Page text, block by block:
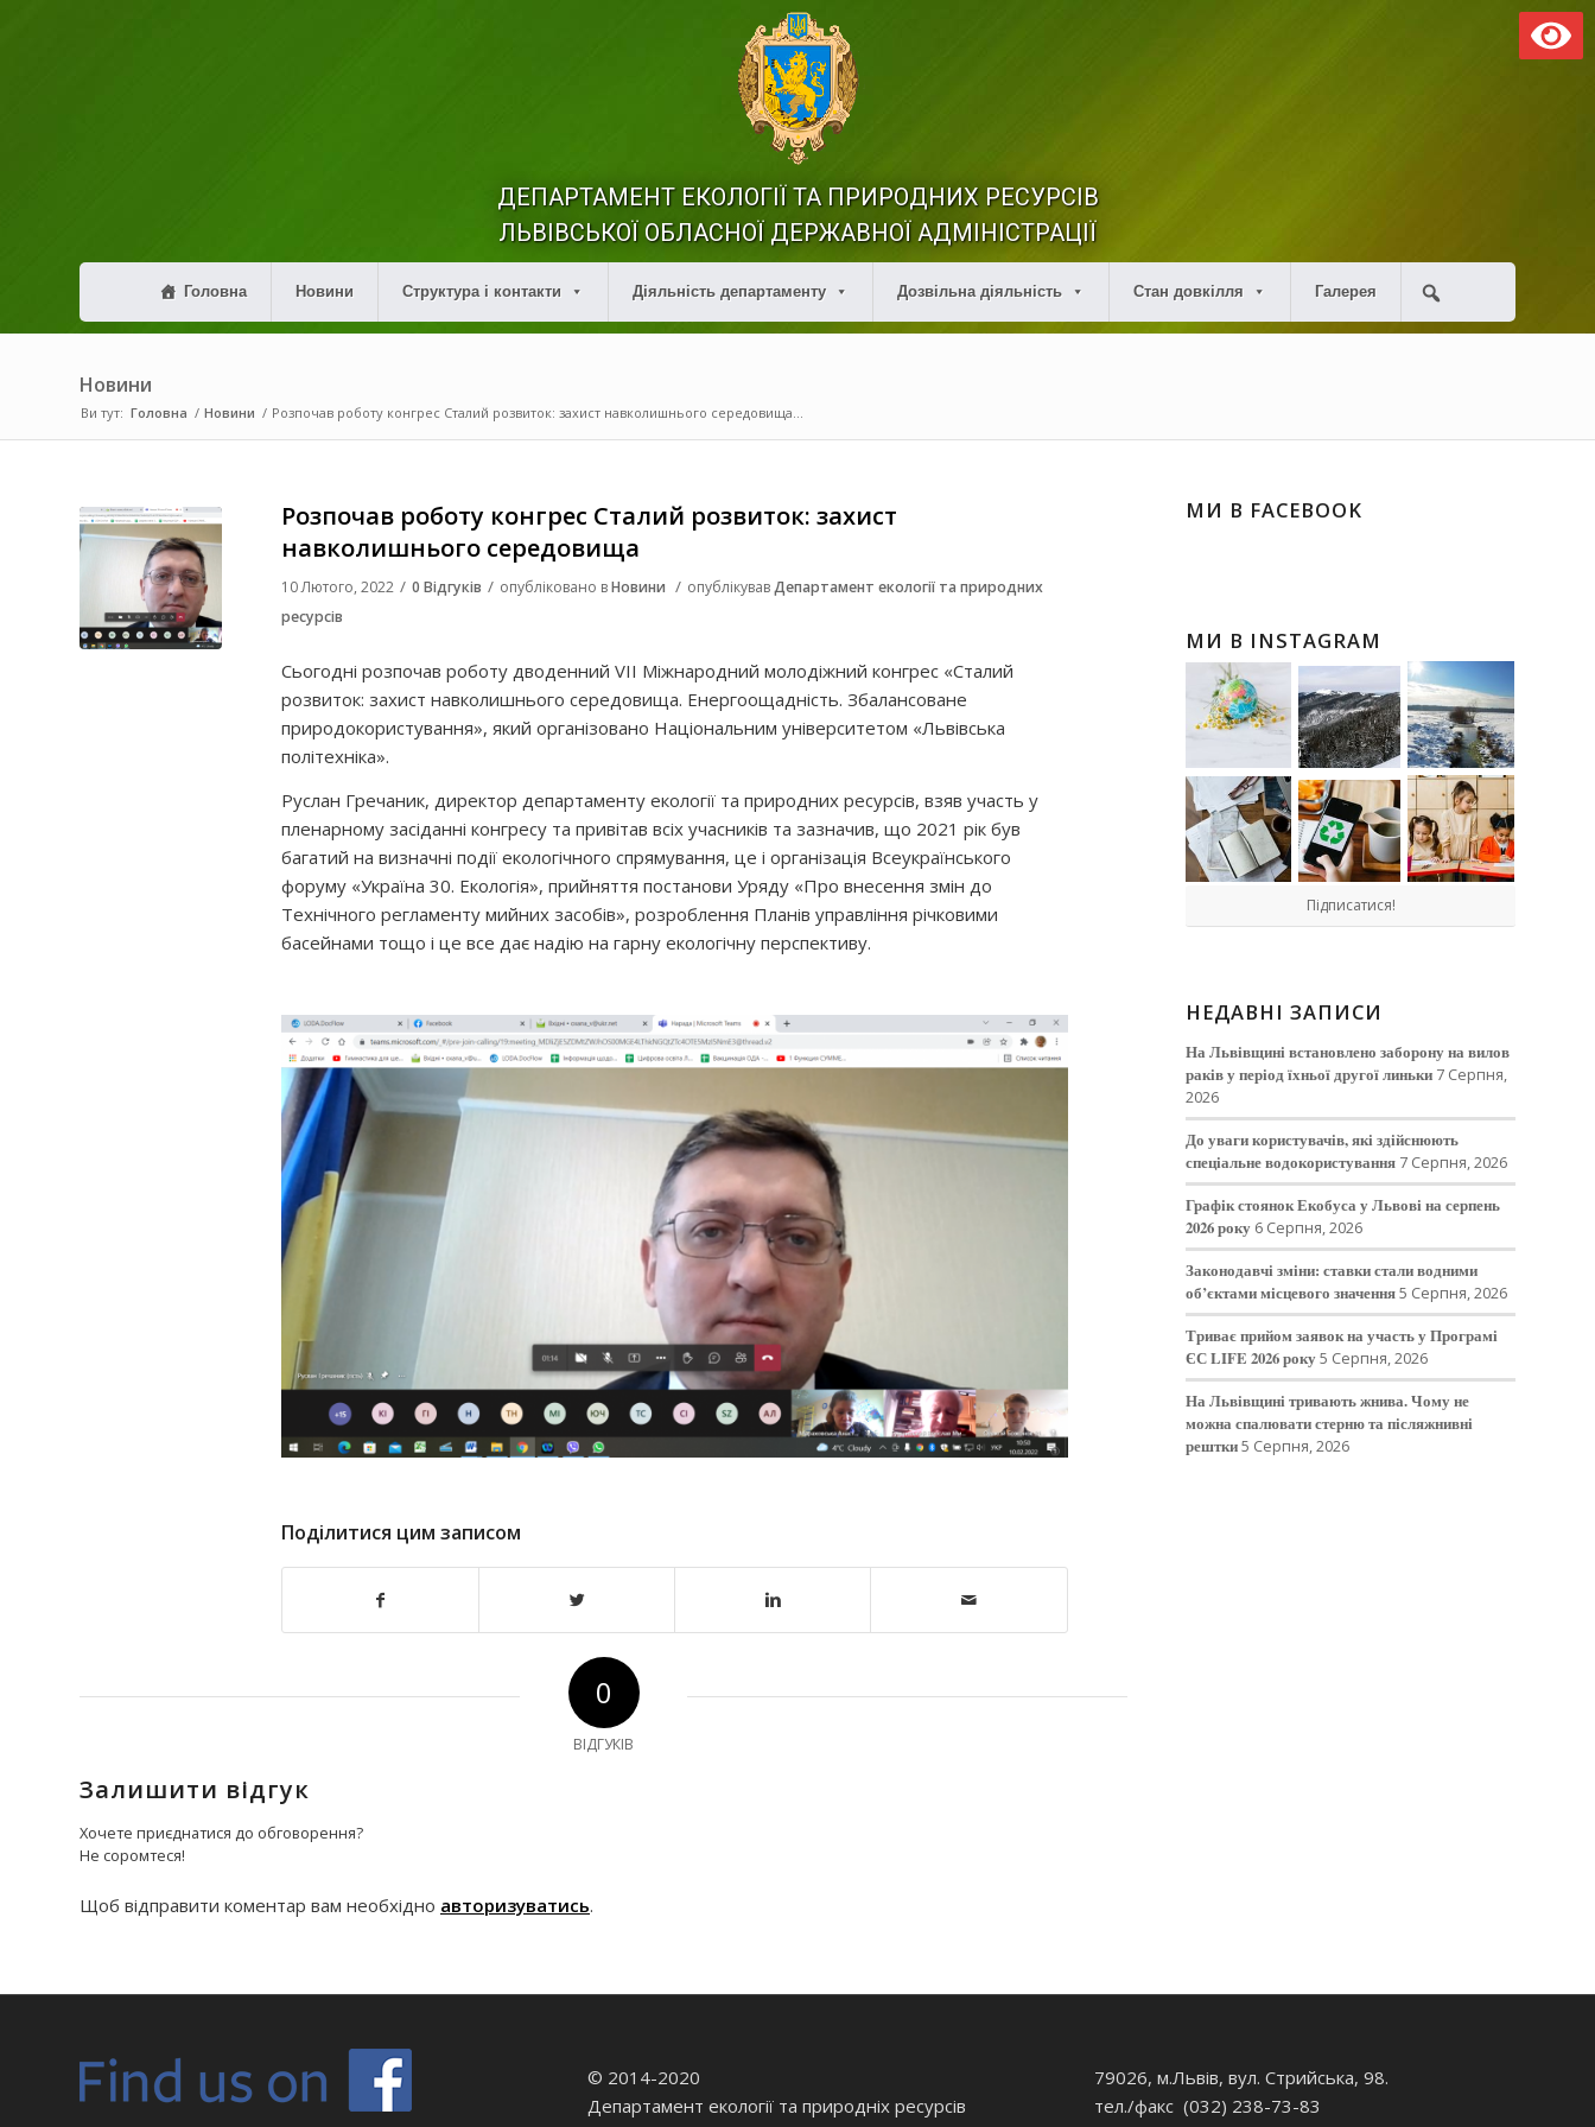
ДЕПАРТАМЕНТ ЕКОЛОГІЇ ТА ПРИРОДНИХ РЕСУРСІВ
ЛЬВІВСЬКОЇ ОБЛАСНОЇ ДЕРЖАВНОЇ АДМІНІСТРАЦІЇ
Головна Новини Структура і контакти Діяльність департаменту Дозвільна діяльність Стан довкілля Галерея
Новини
Ви тут: Головна / Новини / Розпочав роботу конгрес Сталий розвиток: захист навколишнього середовища...
Розпочав роботу конгрес Сталий розвиток: захист
навколишнього середовища
10 Лютого, 2022 / 0 Відгуків / опубліковано вНовини / опублікувавДепартамент екології та природних
ресурсів
Сьогодні розпочав роботу дводенний VII Міжнародний молодіжний конгрес «Сталий
розвиток: захист навколишнього середовища. Енергоощадність. Збалансоване
природокористування», який організовано Національним університетом «Львівська
політехніка».
Руслан Гречаник, директор департаменту екології та природних ресурсів, взяв участь у
пленарному засіданні конгресу та привітав всіх учасників та зазначив, що 2021 рік був
багатий на визначні події екологічного спрямування, це і організація Всеукраїнського
форуму «Україна 30. Екологія», прийняття постанови Уряду «Про внесення змін до
Технічного регламенту мийних засобів», розроблення Планів управління річковими
басейнами тощо і це все дає надію на гарну екологічну перспективу.
Поділитися цим записом
0
ВІДГУКІВ
Залишити відгук
Хочете приєднатися до обговорення?
Не соромтеся!
Щоб відправити коментар вам необхідно авторизуватись.
МИ В FACEBOOK
МИ В INSTAGRAM
Підписатися!
НЕДАВНІ ЗАПИСИ
На Львівщині встановлено заборону на вилов
раків у період їхньої другої линьки 7 Серпня,
2026
До уваги користувачів, які здійснюють
спеціальне водокористування 7 Серпня, 2026
Графік стоянок Екобуса у Львові на серпень
2026 року 6 Серпня, 2026
Законодавчі зміни: ставки стали водними
об’єктами місцевого значення5 Серпня, 2026
Триває прийом заявок на участь у Програмі
ЄС LIFE 2026 року5 Серпня, 2026
На Львівщині тривають жнива. Чому не
можна спалювати стерню та післяжнивні
рештки5 Серпня, 2026
© 2014-2020
Департамент екології та природніх ресурсів
79026, м.Львів, вул. Стрийська, 98.
тел./факс (032) 238-73-83